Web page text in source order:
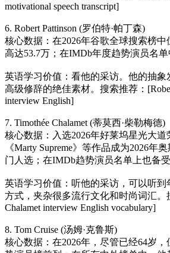
motivational speech transcript]
6. Robert Pattinson (罗伯特·帕丁森)
核心数据：在2026年谷歌全球搜索榜
高达53.7万；在IMDb年度趋势演员名单
英语学习价值：看他的采访。他的抽象
高级修辞的绝佳素材。搜索推荐：
interview English]
7. Timothée Chalamet (蒂莫西·柴勒梅德)
核心数据：入选2026年好莱坞星光大
《Marty Supreme》等作品成为2026年
门人选；在IMDb趋势演员名单上也备受
英语学习价值：听他的采访，可以听到
方式，夹杂很多流行文化和时尚词汇。
Chalamet interview English vocabulary]
8. Tom Cruise (汤姆·克鲁斯)
核心数据：在2026年，尽管已经64岁